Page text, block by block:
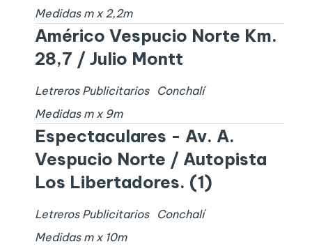
Medidas m x 2,2m
Américo Vespucio Norte Km.
28,7 / Julio Montt
Letreros Publicitarios
Conchalí
Medidas m x 9m
Espectaculares - Av. A.
Vespucio Norte / Autopista
Los Libertadores. (1)
Letreros Publicitarios
Conchalí
Medidas m x 10m